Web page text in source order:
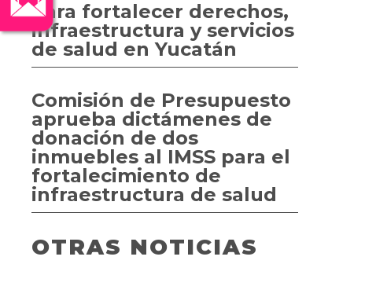
para fortalecer derechos,
infraestructura y servicios
de salud en Yucatán
Comisión de Presupuesto
aprueba dictámenes de
donación de dos
inmuebles al IMSS para el
fortalecimiento de
infraestructura de salud
OTRAS NOTICIAS